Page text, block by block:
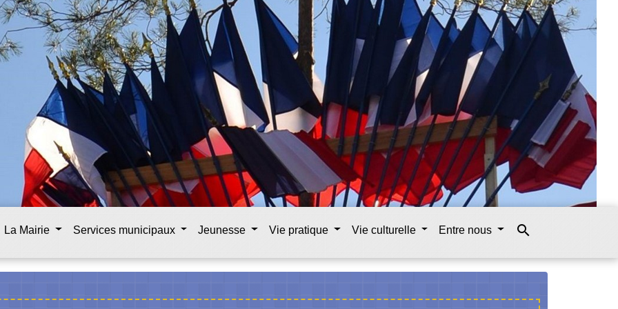
La Mairie Services municipaux Jeunesse Vie pratique Vie culturelle Entre nous search